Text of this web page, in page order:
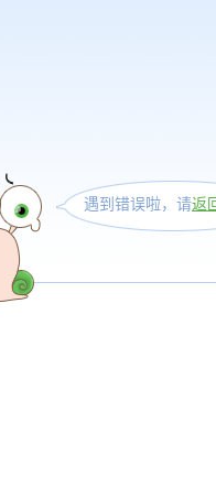
遇到错误啦，请返